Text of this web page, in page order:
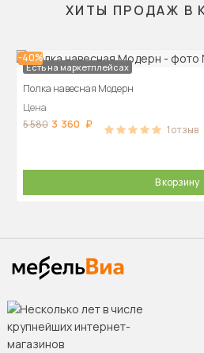
ХИТЫ ПРОДАЖ В
-40%
Есть на маркетплейсах
Полка навесная Модерн
Цена
5 580 3 360 1 отзыв
В корзину